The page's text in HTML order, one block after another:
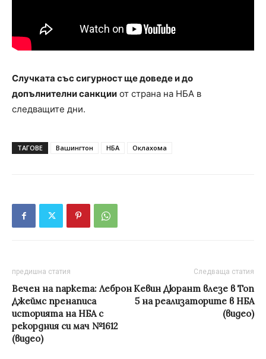
Случката със сигурност ще доведе и до
допълнителни санкции от страна на НБА в
следващите дни.
ТАГОВЕ Вашингтон НБА Оклахома
предишна статия
Вечен на паркета: Леброн
Джеймс пренаписа
историята на НБА с
рекордния си мач №1612
(видео)
Следваща статия
Кевин Дюрант влезе в Топ
5 на реализаторите в НБА
(видео)